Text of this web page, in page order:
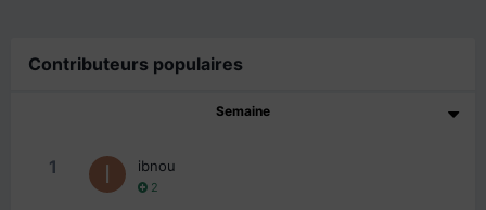
Contributeurs populaires
Semaine
1 ibnou
2